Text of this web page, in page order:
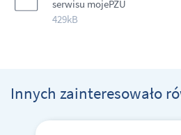
serwisu mojePZU
429kB
Innych zainteresowało